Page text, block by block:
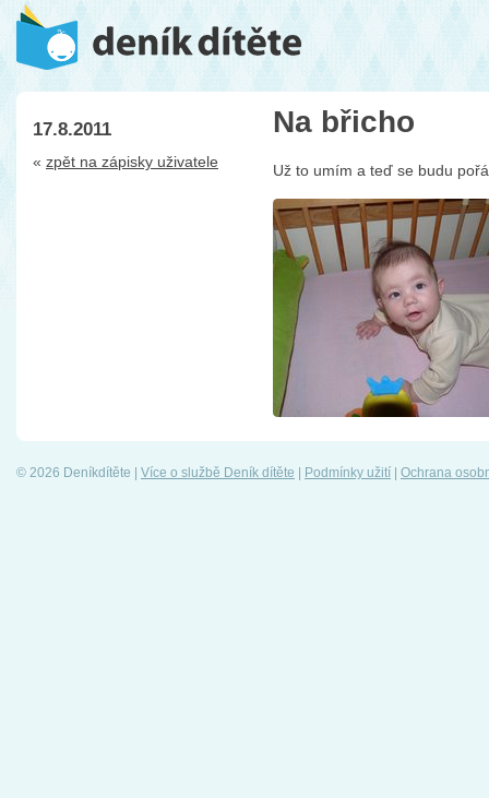
17.8.2011
« zpět na zápisky uživatele
Na břicho
Už to umím a teď se budu
© 2026 Deníkdítěte | Více o službě Deník dítěte Podmínky užití Ochrana